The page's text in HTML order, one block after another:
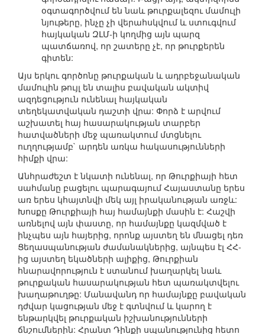
օգտագործվում են նաև թուրքալեզու մամուլի
նյութերը, ինչը չի վերահսկվում և ստուգվում
հայկական ԶԼՄ-ի կողմից այն պարզ
պատճառով, որ շատերը չէ, որ թուրքերեն
գիտեն:
Այս երկու գործոնը թուրքական և ադրբեջանական
մամուլին թույլ են տալիս բավական ակտիվ
ազդեցություն ունենալ հայկական
տեղեկատվական դաշտի վրա: Փորձ է արվում
աշխատել հայ հասարակության տարբեր
հատվածների մեջ պառակտում մտցնելու
ուղղությամբ` արդեն առկա հակասությունների
հիմքի վրա:
Անհրաժեշտ է նկատի ունենալ, որ Թուրքիայի հետ
սահմանը բացելու պարագայում Հայաստանը երես
առ երես կհայտնվի մեկ այլ իրականության առջև:
Խոսքը Թուրքիայի հայ համայնքի մասին է: Հաշվի
առնելով այն փաստը, որ համայնքը կազմված է
ինչպես այն հայերից, որոնք այստեղ են մնացել դեռ
Ցեղասպանության ժամանակներից, այնպես էլ ՀՀ-
ից այստեղ եկածների ալիքից, Թուրքիան
հնարավորություն է ստանում խաղարկել նաև
թուրքական հասարակության հետ պառակտվելու
խաղաթուղթը: Մանավանդ որ համայնքը բավական
դժվար կացության մեջ է գտնվում և կարող է
ենթարկվել թուրքական իշխանությունների
ճնշումներին: Հրանտ Դինքի սպանությունից հետո